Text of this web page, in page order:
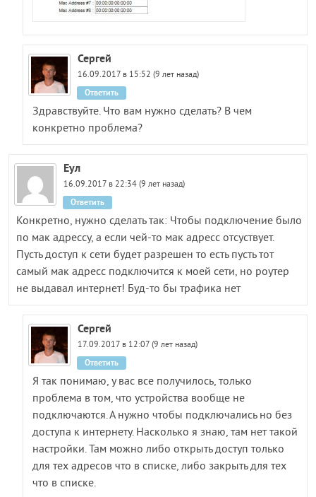
Сергей
16.09.2017 в 15:52 (9 лет назад)
Здравствуйте. Что вам нужно сделать? В чем
конкретно проблема?
Ответить
Eул
16.09.2017 в 22:34 (9 лет назад)
Конкретно, нужно сделать так: Чтобы подключение было
по мак адрессу, а если чей-то мак адресс отсуствует.
Пусть доступ к сети будет разрешен то есть пусть тот
самый мак адресс подключится к моей сети, но роутер
не выдавал интернет! Буд-то бы трафика нет
Ответить
Сергей
17.09.2017 в 12:07 (9 лет назад)
Я так понимаю, у вас все получилось, только
проблема в том, что устройства вообще не
подключаются. А нужно чтобы подключались но без
доступа к интернету. Насколько я знаю, там нет такой
настройки. Там можно либо открыть доступ только
для тех адресов что в списке, либо закрыть для тех
что в списке.
Ответить